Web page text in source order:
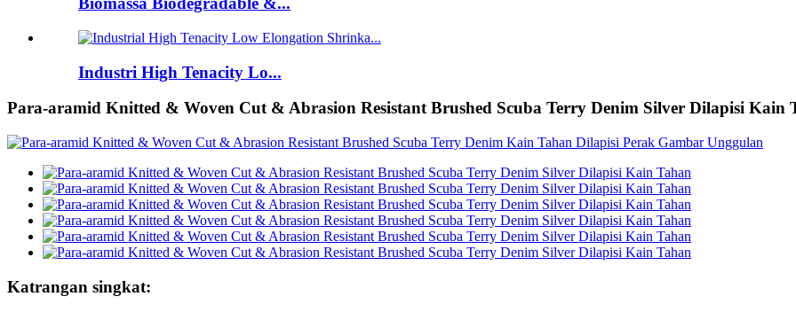
Industri High Tenacity Lo...
Para-aramid Knitted & Woven Cut & Abrasion Resistant Brushed Scuba Terry Denim Silver Dilapisi Kain
Katrangan singkat: